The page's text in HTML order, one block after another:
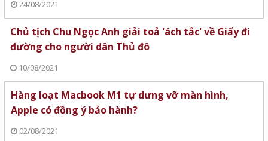
24/08/2021
Chủ tịch Chu Ngọc Anh giải toả 'ách tắc' về Giấy đi
đường cho người dân Thủ đô
10/08/2021
Hàng loạt Macbook M1 tự dưng vỡ màn hình,
Apple có đồng ý bảo hành?
02/08/2021